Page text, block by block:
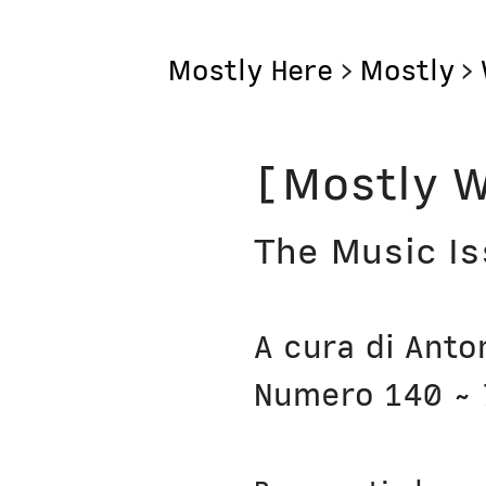
Mostly Here > Mostly >
Mostly
Mostly Friends
Mostly Weekly
Bottega
[Mostly
The Music
A cura di
Numero 140